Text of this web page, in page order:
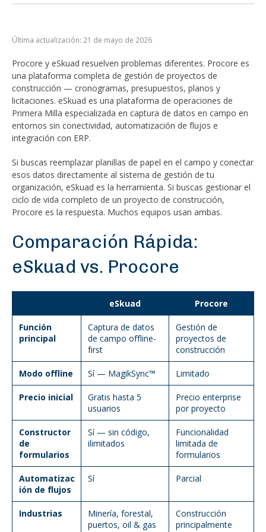
Última actualización: 21 de mayo de 2026
Procore y eSkuad resuelven problemas diferentes. Procore es
una plataforma completa de gestión de proyectos de
construcción — cronogramas, presupuestos, planos y
licitaciones. eSkuad es una plataforma de operaciones de
Primera Milla especializada en captura de datos en campo en
entornos sin conectividad, automatización de flujos e
integración con ERP.
Si buscas reemplazar planillas de papel en el campo y conectar
esos datos directamente al sistema de gestión de tu
organización, eSkuad es la herramienta. Si buscas gestionar el
ciclo de vida completo de un proyecto de construcción,
Procore es la respuesta. Muchos equipos usan ambas.
Comparación Rápida:
eSkuad vs. Procore
eSkuad Procore
Función
principal
Captura de datos
de campo offline-
first
Gestión de
proyectos de
construcción
Modo offline Sí — MagikSync™ Limitado
Precio inicial
Gratis hasta 5
usuarios
Precio enterprise
por proyecto
Constructor
de
formularios
Sí — sin código,
ilimitados
Funcionalidad
limitada de
formularios
Automatizac
ión de flujos
Sí Parcial
Industrias
Minería, forestal,
puertos, oil & gas
Construcción
principalmente